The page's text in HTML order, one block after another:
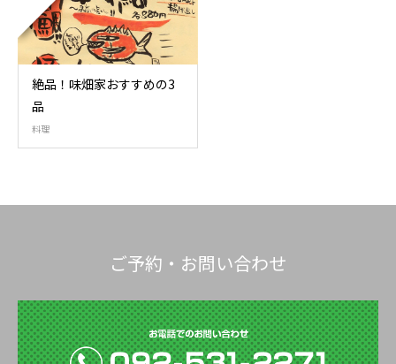
絶品！味畑家おすすめの3
品
料理
ご予約・お問い合わせ